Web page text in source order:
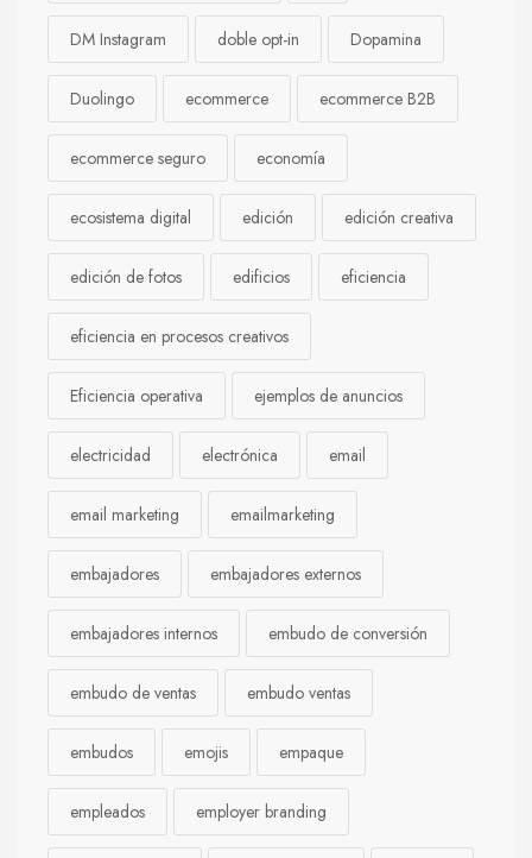
DM Instagram doble opt-in Dopamina
Duolingo ecommerce ecommerce B2B
ecommerce seguro economía
ecosistema digital edición edición creativa
edición de fotos edificios eficiencia
eficiencia en procesos creativos
Eficiencia operativa ejemplos de anuncios
electricidad electrónica email
email marketing emailmarketing
embajadores embajadores externos
embajadores internos embudo de conversión
embudo de ventas embudo ventas
embudos emojis empaque
empleados employer branding